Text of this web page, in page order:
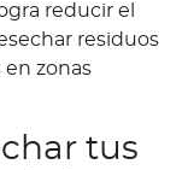
reducir el
residuos
zonas
tus